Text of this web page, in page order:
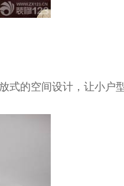
式的空间设计，让小户